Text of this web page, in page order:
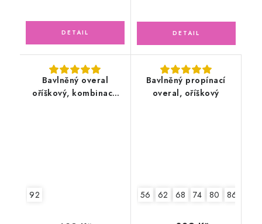
Bavlněný overal
oříškový, kombinace
92
Bavlněný propínací
overal, oříškový
56 62 68 74 80 86